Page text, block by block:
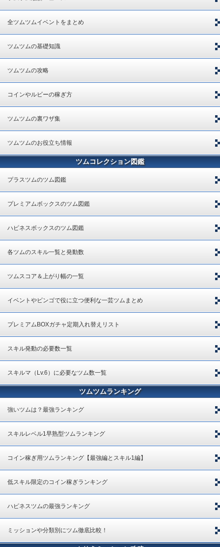
全ツムツムイベントをまとめ
ツムツムの基礎知識
ツムツムの攻略
コインやルビーの稼ぎ方
ツムツムの裏ワザ集
ツムツムのお役立ち情報
ツムコレクション図鑑
プラスツムのツム図鑑
プレミアムボックスのツム図鑑
ハピネスボックスのツム図鑑
各ツムのスキル一覧と発動数
ツムスコア＆上がり幅の一覧
イベントやビンゴで役に立つ便利な一芸ツムまとめ
プレミアムBOXガチャ定期入れ替えリスト
スキル発動の必要数一覧
スキルマ（Lv.6）に必要なツム数一覧
ツムツムランキング
強いツムは？最強ランキング
スキルレベル1早熟型ツムランキング
コイン稼ぎ用ツムランキング【最強編とスキル1編】
低スキル限定のコイン稼ぎランキング
ハピネスツムの最強ランキング
ミッションや分類別にツム徹底比較！